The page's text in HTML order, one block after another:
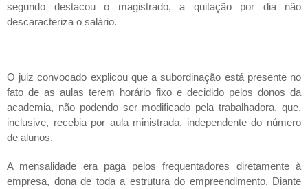
segundo destacou o magistrado, a quitação por dia não
descaracteriza o salário.
O juiz convocado explicou que a subordinação está presente no
fato de as aulas terem horário fixo e decidido pelos donos da
academia, não podendo ser modificado pela trabalhadora, que,
inclusive, recebia por aula ministrada, independente do número
de alunos.
A mensalidade era paga pelos frequentadores diretamente à
empresa, dona de toda a estrutura do empreendimento. Diante